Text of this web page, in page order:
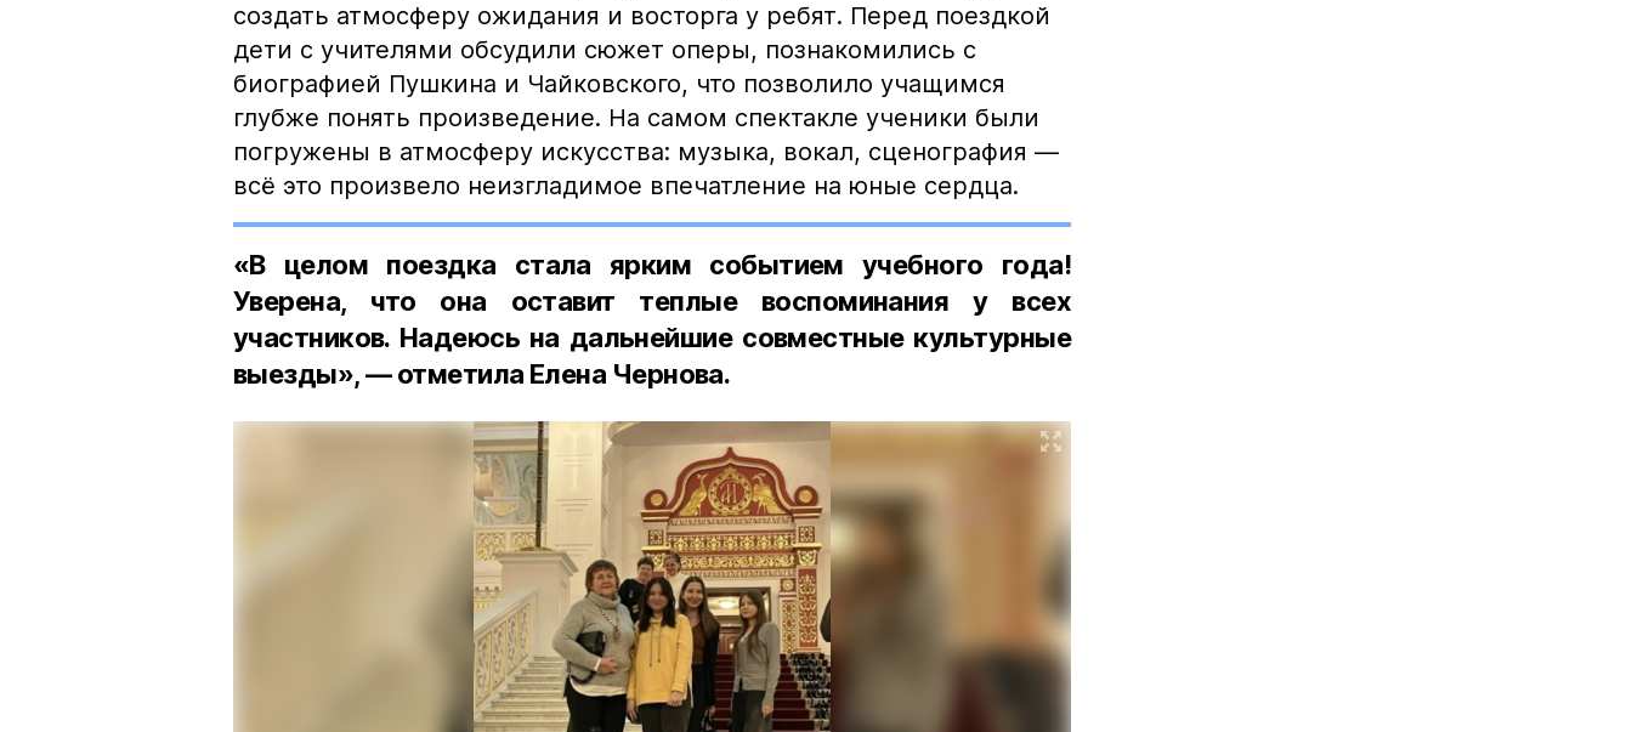
создать атмосферу ожидания и восторга у ребят. Перед поездкой
дети с учителями обсудили сюжет оперы, познакомились с
биографией Пушкина и Чайковского, что позволило учащимся
глубже понять произведение. На самом спектакле ученики были
погружены в атмосферу искусства: музыка, вокал, сценография —
всё это произвело неизгладимое впечатление на юные сердца.
«В целом поездка стала ярким событием учебного года!
Уверена, что она оставит теплые воспоминания у всех
участников. Надеюсь на дальнейшие совместные культурные
выезды», — отметила Елена Чернова.